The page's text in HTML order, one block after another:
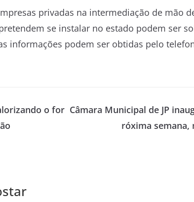
privadas na intermediação de mão
se instalar no estado podem ser
informações podem ser obtidas pelo
o for Câmara Municipal de JP
róxima semana,